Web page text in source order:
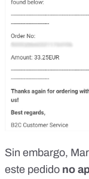
Sin embargo,
este pedido no